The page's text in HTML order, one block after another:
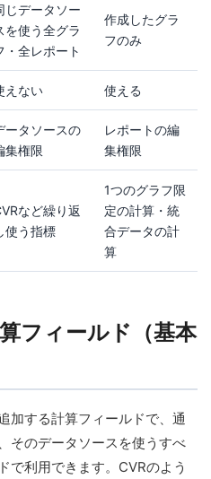
じデータソー
を使う全グラ
・全レポート
作成したグラ
フのみ
えない 使える
ータソースの
集権限
レポートの編
集権限
など繰り返
使う指標
1つのグラフ限
定の計算・統
合データの計
算
フィールド（基本
加する計算フィールドで、通
そのデータソースを使うすべ
で利用できます。CVRのよう